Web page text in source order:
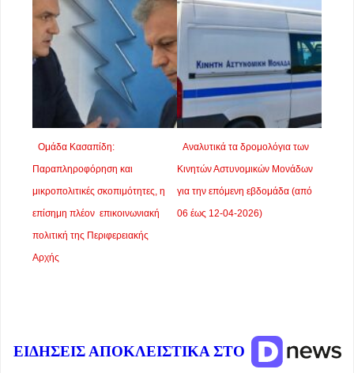
Ομάδα Κασαπίδη:
Παραπληροφόρηση και
μικροπολιτικές σκοπιμότητες, η
επίσημη πλέον επικοινωνιακή
πολιτική της Περιφερειακής
Αρχής
Αναλυτικά τα δρομολόγια των
Κινητών Αστυνομικών Μονάδων
για την επόμενη εβδομάδα (από
06 έως 12-04-2026)
ΕΙΔΗΣΕΙΣ ΑΠΟΚΛΕΙΣΤΙΚΑ ΣΤΟ